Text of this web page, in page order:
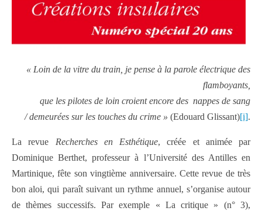
« Loin de la vitre du train, je pense à la parole électrique des
flamboyants,
que les pilotes de loin croient encore des nappes de sang
/ demeurées sur les touches du crime » (Edouard Glissant)[i].
La revue Recherches en Esthétique, créée et animée par
Dominique Berthet, professeur à l’Université des Antilles en
Martinique, fête son vingtième anniversaire. Cette revue de très
bon aloi, qui paraît suivant un rythme annuel, s’organise autour
de thèmes successifs. Par exemple « La critique » (n° 3),